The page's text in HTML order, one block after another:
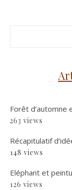
Forêt d’automne
263 views
Récapitulatif
148 views
Eléphant et
126 views